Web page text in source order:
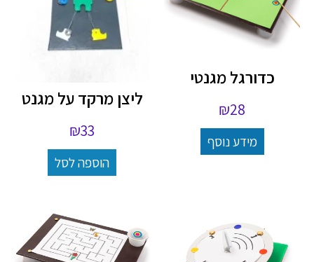
כדורגל מגנטי
₪28
מידע נוסף
ליצן מרקד על מגנט
₪33
הוספה לסל